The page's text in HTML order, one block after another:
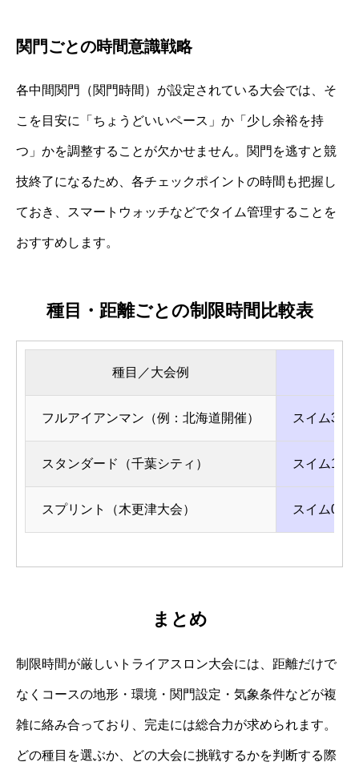
関門ごとの時間意識戦略
各中間関門（関門時間）が設定されている大会では、そ
こを目安に「ちょうどいいペース」か「少し余裕を持
つ」かを調整することが欠かせません。関門を逃すと競
技終了になるため、各チェックポイントの時間も把握し
ておき、スマートウォッチなどでタイム管理することを
おすすめします。
種目・距離ごとの制限時間比較表
種目／大会例
フルアイアンマン（例：北海道開催） スイム
スタンダード（千葉シティ） スイム
スプリント（木更津大会） スイム
まとめ
制限時間が厳しいトライアスロン大会には、距離だけで
なくコースの地形・環境・関門設定・気象条件などが複
雑に絡み合っており、完走には総合力が求められます。
どの種目を選ぶか、どの大会に挑戦するかを判断する際